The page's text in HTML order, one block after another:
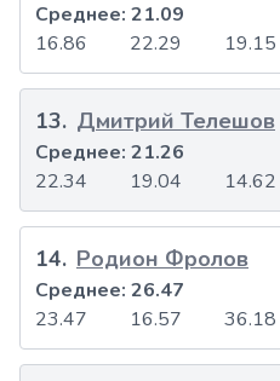
16.86 22.29 19.15
Среднее: 21.09
13. Дмитрий Телешов
22.34 19.04 14.62
Среднее: 21.26
14. Родион Фролов
23.47 16.57 36.18
Среднее: 26.47